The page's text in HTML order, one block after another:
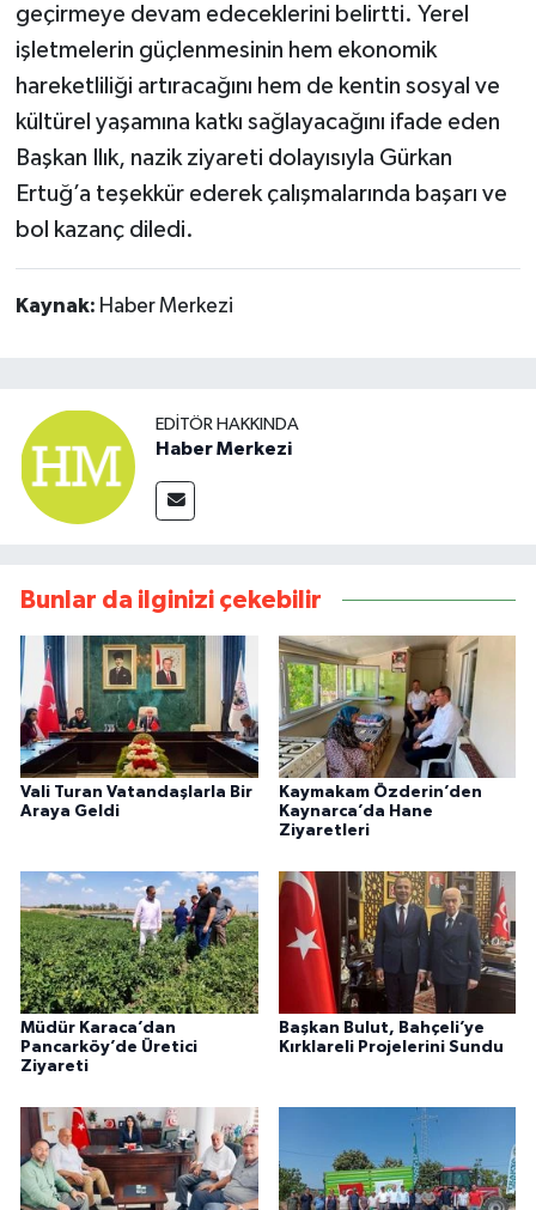
geçirmeye devam edeceklerini belirtti. Yerel
işletmelerin güçlenmesinin hem ekonomik
hareketliliği artıracağını hem de kentin sosyal ve
kültürel yaşamına katkı sağlayacağını ifade eden
Başkan Ilık, nazik ziyareti dolayısıyla Gürkan
Ertuğ’a teşekkür ederek çalışmalarında başarı ve
bol kazanç diledi.
Kaynak: Haber Merkezi
EDITÖR HAKKINDA
Haber Merkezi
Bunlar da ilginizi çekebilir
Vali Turan Vatandaşlarla Bir
Araya Geldi
Kaymakam Özderin’den
Kaynarca’da Hane
Ziyaretleri
Müdür Karaca’dan
Pancarköy’de Üretici
Ziyareti
Başkan Bulut, Bahçeli’ye
Kırklareli Projelerini Sundu